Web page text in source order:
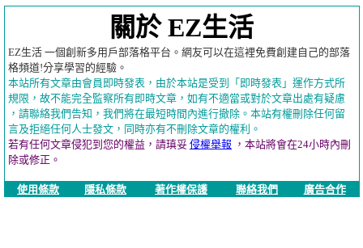
關於 EZ生活
EZ生活 一個創新多用戶部落格平台。網友可以在這裡免費創建自己的部落
格頻道!分享學習的經驗。
本站所有文章由會員即時發表，由於本站是受到「即時發表」運作方式所
規限，故不能完全監察所有即時文章，如有不適當或對於文章出處有疑慮
，請聯絡我們告知，我們將在最短時間內進行撤除。本站有權刪除任何留
言及拒絕任何人士發文，同時亦有不刪除文章的權利。
若有任何文章侵犯到您的權益，請瑱妥 侵權舉報 ，本站將會在24小時內刪
除或修正。
使用條款 隱私條款 著作權保護 聯絡我們 廣告合作